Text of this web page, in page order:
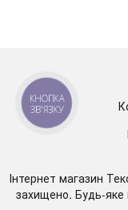
Інтернет магазин
захищено. Будь-яке
КНОПКА
ЗВ'ЯЗКУ